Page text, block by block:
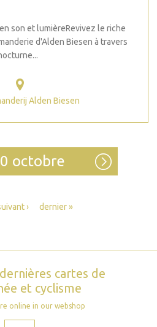
son et lumièreRevivez le riche
d'Alden Biesen à travers
Alden Biesen
octobre
› dernier »
cartes de
et cyclisme
online in our webshop